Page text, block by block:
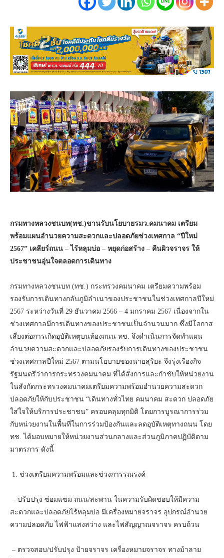
กรมทางหลวงชนบท(ทช.)ขานรับนโยบายรมว.คมนาคม เตรียม
พร้อมแผนอำนวยความสะดวกและปลอดภัยช่วงเทศกาล “ปีใหม่
2567” เคลียร์ถนน – ไร้หลุมบ่อ – หยุดก่อสร้าง – คืนผิวจราจร ให้
ประชาชนอุ่นใจตลอดการเดินทาง
กรมทางหลวงชนบท (ทช.) กระทรวงคมนาคม เตรียมความพร้อม
รองรับการเดินทางกลับภูมิลำเนาของประชาชนในช่วงเทศกาลปีใหม่
2567 ระหว่างวันที่ 29 ธันวาคม 2566 – 4 มกราคม 2567 เนื่องจากใน
ช่วงเทศกาลมีการเดินทางของประชาชนเป็นจำนวนมาก ซึ่งมีโอกาส
เสี่ยงต่อการเกิดอุบัติเหตุบนท้องถนน ทช. จึงดำเนินการจัดทำแผน
อำนวยความสะดวกและปลอดภัยรองรับการเดินทางของประชาชน
ช่วงเทศกาลปีใหม่ 2567 ตามนโยบายของนายสุริยะ จึงรุ่งเรืองกิจ
รัฐมนตรีว่าการกระทรวงคมนาคม ที่ได้สั่งการและกำชับให้หน่วยงาน
ในสังกัดกระทรวงคมนาคมเตรียมความพร้อมอำนวยความสะดวก
ปลอดภัยให้กับประชาชน “เดินทางทั่วไทย คมนาคม สะดวก ปลอดภัย
ใส่ใจให้บริการประชาชน” ครอบคลุมทุกมิติ โดยการบูรณาการร่วม
กับหน่วยงานในพื้นที่ในการร่วมป้องกันและลดอุบัติเหตุทางถนน โดย
ทช. ได้มอบหมายให้หน่วยงานส่วนกลางและส่วนภูมิภาคปฏิบัติตาม
มาตรการ ดังนี้
1. ช่วงเตรียมความพร้อมและช่วงการรณรงค์
– ปรับปรุง ซ่อมแซม ถนน/สะพาน ในความรับผิดชอบให้มีความ
สะดวกและปลอดภัยไร้หลุมบ่อ มีเครื่องหมายจราจร อุปกรณ์อำนวย
ความปลอดภัย ไฟฟ้าแสงสว่าง และไฟสัญญาณจราจร ครบถ้วน
– ตรวจสอบ/ปรับปรุง ป้ายจราจร เครื่องหมายจราจร ทางม้าลาย